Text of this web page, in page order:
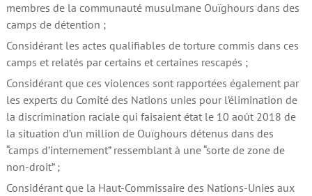
membres de la communauté musulmane Ouïghours dans des
camps de détention ;
Considérant les actes qualifiables de torture commis dans ces
camps et relatés par certains et certaines rescapés ;
Considérant que ces violences sont rapportées également par
les experts du Comité des Nations unies pour l’élimination de
la discrimination raciale qui faisaient état le 10 août 2018 de
la situation d’un million de Ouïghours détenus dans des
“camps d’internement” ressemblant à une “sorte de zone de
non-droit” ;
Considérant que la Haut-Commissaire des Nations-Unies aux